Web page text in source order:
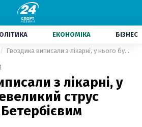
ЕКОНОМІКА БІЗНЕС
Гвоздика виписали з лікарні, у нього був невеликий струс після бою з Бетербієвим
з лікарні, у
струс